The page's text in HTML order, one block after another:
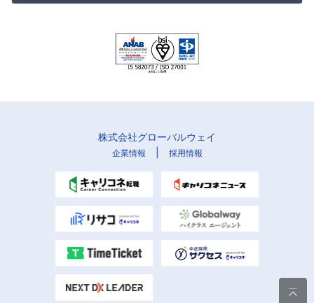
株式会社グローバルウェイ
企業情報 採用情報
